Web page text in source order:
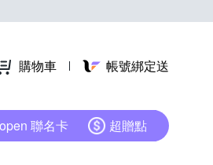
購物車 帳號綁定送
聯名卡 超贈點